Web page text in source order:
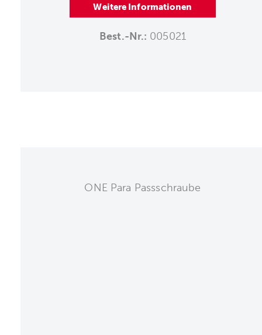
Weitere Informationen
Best.-Nr.: 005021
ONE Para Passschraube